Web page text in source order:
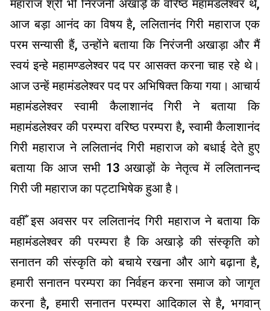
महाराज श्री भी निरंजनी अखाड़े के वरिष्ठ महामंडलेश्वर थे,
आज बड़ा आनंद का विषय है, ललितानंद गिरी महाराज एक
परम सन्यासी हैं, उन्होंने बताया कि निरंजनी अखाड़ा और मैं
स्वयं इन्हे महामण्डलेश्वर पद पर आसक्त करना चाह रहे थे।
आज उन्हें महामंडलेश्वर पद पर अभिषिक्त किया गया। आचार्य
महामंडलेश्वर स्वामी कैलाशानंद गिरी ने बताया कि
महामंडलेश्वर की परम्परा वरिष्ठ परम्परा है, स्वामी कैलाशानंद
गिरी महाराज ने ललितानंद गिरी महाराज को बधाई देते हुए
बताया कि आज सभी 13 अखाड़ों के नेतृत्व में ललितानन्द
गिरी जी महाराज का पट्टाभिषेक हुआ है।
वहीँ इस अवसर पर ललितानंद गिरी महाराज ने बताया कि
महामंडलेश्वर की परम्परा है कि अखाड़े की संस्कृति को
सनातन की संस्कृति को बचाये रखना और आगे बढ़ाना है,
हमारी सनातन परम्परा का निर्वहन करना समाज को जागृत
करना है, हमारी सनातन परम्परा आदिकाल से है, भगवान्